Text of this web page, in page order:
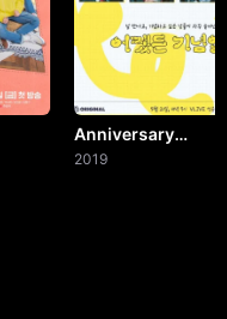
Anniversary
Anyway
2019